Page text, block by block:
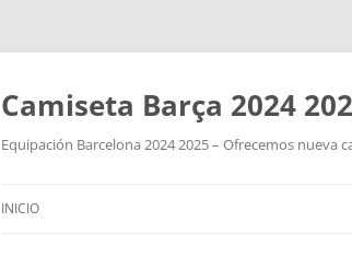
Camiseta Barça 2024
Equipación Barcelona 2024 2025 – Ofrecemos nueva
INICIO